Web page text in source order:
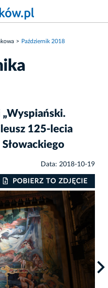
Październik 2018
125-lecia
Data: 2018-10-19
POBIERZ TO ZDJĘCIE